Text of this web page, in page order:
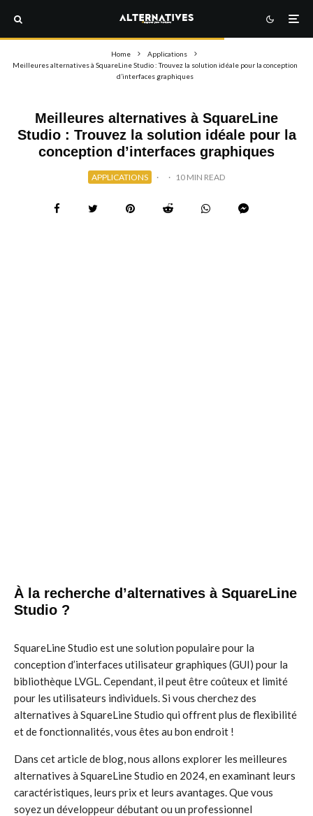
Home
Applications
Meilleures alternatives à SquareLine Studio : Trouvez la solution idéale pour la conception
d’interfaces graphiques
Meilleures alternatives à SquareLine
Studio : Trouvez la solution idéale pour la
conception d’interfaces graphiques
APPLICATIONS · · 10 MIN READ
À la recherche d’alternatives à SquareLine
Studio ?
SquareLine Studio est une solution populaire pour la
conception d’interfaces utilisateur graphiques (GUI) pour la
bibliothèque LVGL. Cependant, il peut être coûteux et limité
pour les utilisateurs individuels. Si vous cherchez des
alternatives à SquareLine Studio qui offrent plus de flexibilité
et de fonctionnalités, vous êtes au bon endroit !
Dans cet article de blog, nous allons explorer les meilleures
alternatives à SquareLine Studio en 2024, en examinant leurs
caractéristiques, leurs prix et leurs avantages. Que vous
soyez un développeur débutant ou un professionnel